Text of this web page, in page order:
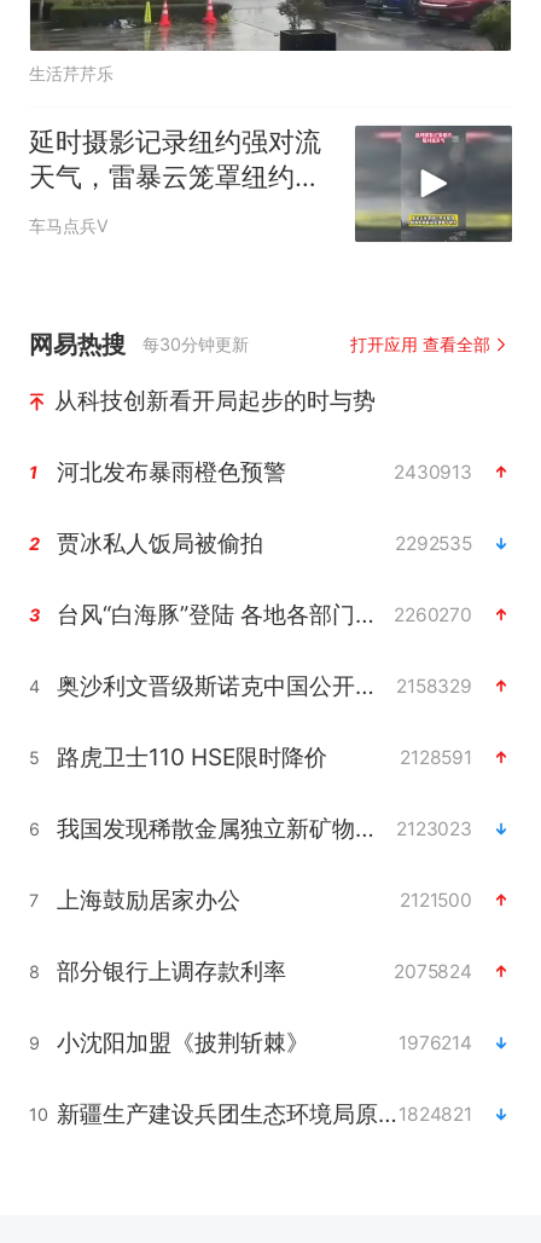
生活芹芹乐
延时摄影记录纽约强对流
天气，雷暴云笼罩纽约市
天际线
车马点兵V
网易热搜 每30分钟更新 打开应用 查看全部
从科技创新看开局起步的时与势
1 河北发布暴雨橙色预警 2430913
2 贾冰私人饭局被偷拍 2292535
3 台风“白海豚”登陆 各地各部门全力应对 2260270
4 奥沙利文晋级斯诺克中国公开赛16强 2158329
5 路虎卫士110 HSE限时降价 2128591
6 我国发现稀散金属独立新矿物——乌斯河锗矿 2123023
7 上海鼓励居家办公 2121500
8 部分银行上调存款利率 2075824
9 小沈阳加盟《披荆斩棘》 1976214
10 新疆生产建设兵团生态环境局原局长被查1824821